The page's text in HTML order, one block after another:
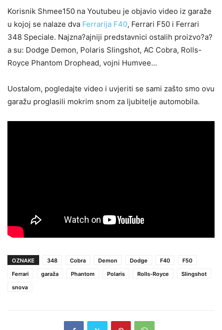
Korisnik Shmee150 na Youtubeu je objavio video iz garaže
u kojoj se nalaze dva Ferrarija F40, Ferrari F50 i Ferrari
348 Speciale. Najzna?ajniji predstavnici ostalih proizvo?a?
a su: Dodge Demon, Polaris Slingshot, AC Cobra, Rolls-
Royce Phantom Drophead, vojni Humvee…
Uostalom, pogledajte video i uvjeriti se sami zašto smo ovu
garažu proglasili mokrim snom za ljubitelje automobila.
OZNAKE 348 Cobra Demon Dodge F40
F50
Ferrari
garaža Phantom Polaris Rolls-Royce
Slingshot
snova